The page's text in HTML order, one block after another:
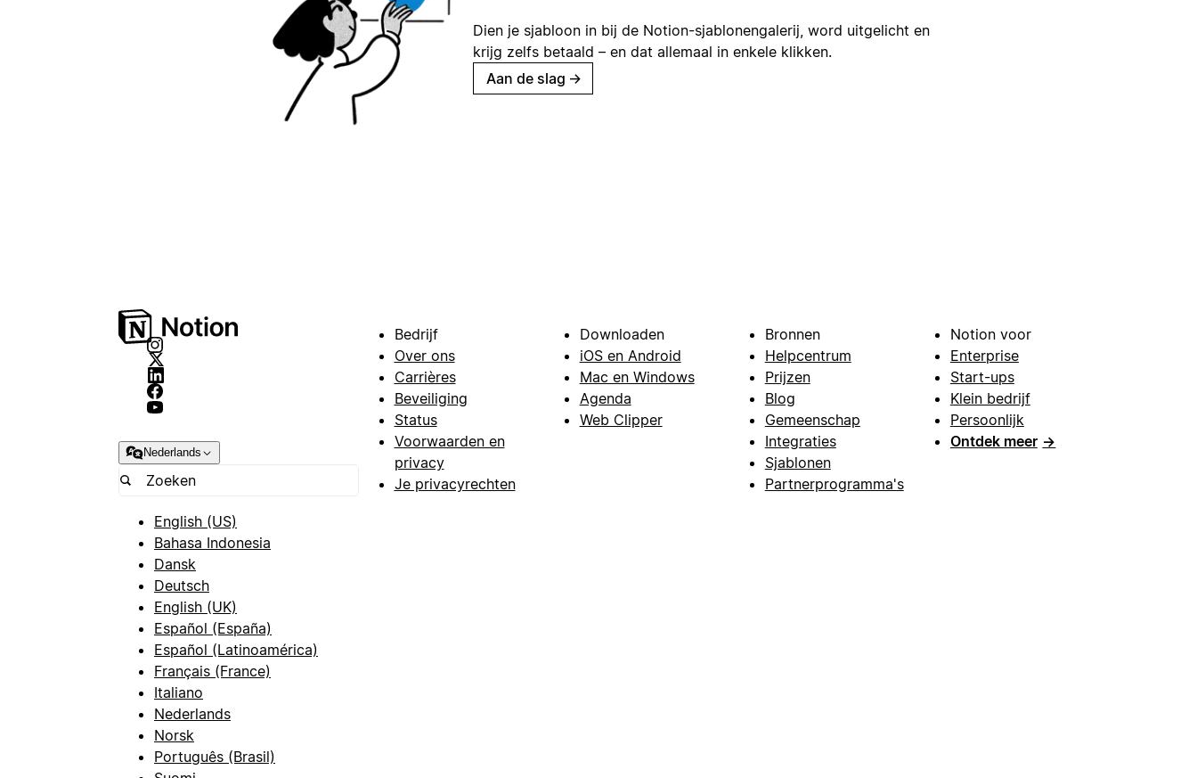
Dien je sjabloon in bij de Notion-sjablonengalerij, word uitgelicht en
krijg zelfs betaald – en dat allemaal in enkele klikken.
Aan de slag →
Nederlands
English (US)
Bahasa Indonesia
Dansk
Deutsch
English (UK)
Español (España)
Español (Latinoamérica)
Français (France)
Italiano
Nederlands
Norsk
Português (Brasil)
Bedrijf
Over ons
Carrières
Beveiliging
Status
Voorwaarden en
privacy
Je privacyrechten
Downloaden
iOS en Android
Mac en Windows
Agenda
Web Clipper
Bronnen
Helpcentrum
Prijzen
Blog
Gemeenschap
Integraties
Sjablonen
Partnerprogramma's
Notion voor
Enterprise
Start-ups
Klein bedrijf
Persoonlijk
Ontdek meer →